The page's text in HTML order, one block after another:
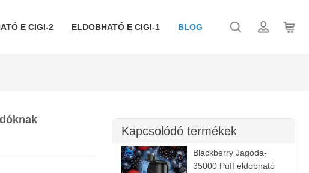
E CIGI-2 ELDOBHATÓ E CIGI-1 BLOG
Kapcsolódó termékek
Blackberry Jagoda-
35000 Puff eldobható